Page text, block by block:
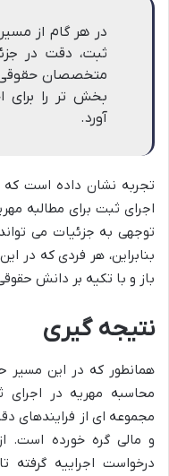
در هر گام از
ثبت، دقت در
متخصصان حقوقی،
بخش تر را برای
آورد.
تجربه نشان داده است
اجرای ثبت برای مطالبه
توجهی به جزئیات می
بنابراین، هر فردی که در
باز و با تکیه بر دانش
نتیجه گیری
همانطور که در این مسیر
محاسبه مهریه در
مجموعه ای از فرایندهای
و مالی گره خورده است.
درخواست اجراییه گرفته